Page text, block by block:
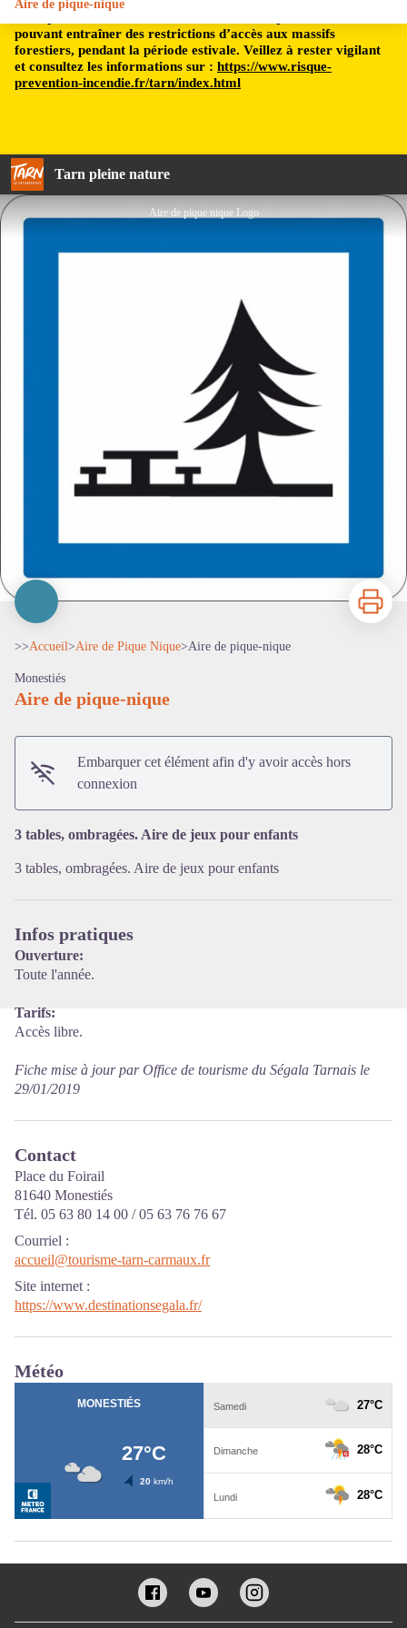
pouvant entraîner des restrictions d’accès aux massifs
forestiers, pendant la période estivale. Veillez à rester vigilant
et consultez les informations sur : https://www.risque-
prevention-incendie.fr/tarn/index.html
Tarn pleine nature
Aire de pique-nique
Aire de pique nique Logo
Voir l'image en plein écran
Imprimer
>>Accueil>Aire de Pique Nique>Aire de pique-nique
Monestiés
Aire de pique-nique
Embarquer cet élément afin d'y avoir accès hors
connexion
3 tables, ombragées. Aire de jeux pour enfants
3 tables, ombragées. Aire de jeux pour enfants
Infos pratiques
Ouverture:
Toute l'année.
Tarifs:
Accès libre.
Fiche mise à jour par Office de tourisme du Ségala Tarnais le
29/01/2019
Contact
Place du Foirail
81640 Monestiés
Tél. 05 63 80 14 00 / 05 63 76 76 67
Courriel :
accueil@tourisme-tarn-carmaux.fr
Site internet :
https://www.destinationsegala.fr/
Météo